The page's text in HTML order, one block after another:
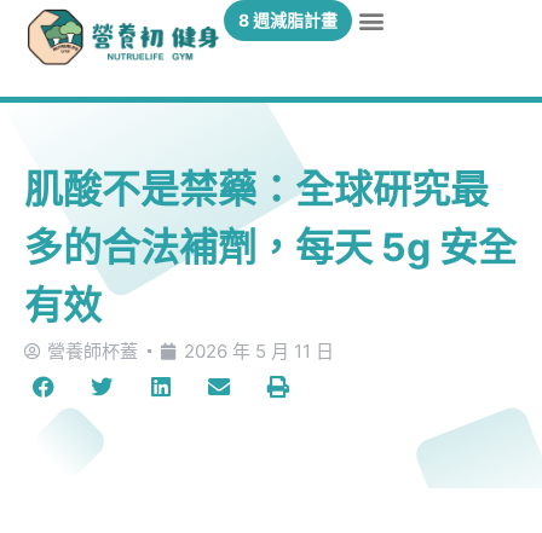
8 週減脂計畫
肌酸不是禁藥：全球研究最
多的合法補劑，每天 5g 安全
有效
營養師杯蓋 2026 年 5 月 11 日